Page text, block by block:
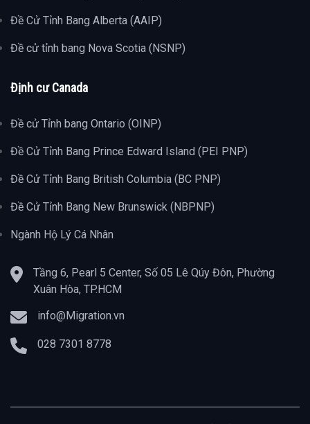
Đề Cử Tỉnh Bang Alberta (AAIP)
Đề cử tỉnh bang Nova Scotia (NSNP)
Định cư Canada
Đề cử Tỉnh bang Ontario (OINP)
Đề Cử Tỉnh Bang Prince Edward Island (PEI PNP)
Đề Cử Tỉnh Bang British Columbia (BC PNP)
Đề Cử Tỉnh Bang New Brunswick (NBPNP)
Ngành Hộ Lý Cá Nhân
Tầng 6, Pearl 5 Center, Số 05 Lê Qúy Đôn, Phường
Xuân Hòa, TP.HCM
info@Migration.vn
028 7301 8778